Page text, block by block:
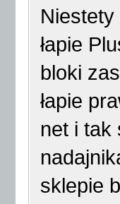
Niestety
łapie
bloki
łapie
net i tak
sklepie